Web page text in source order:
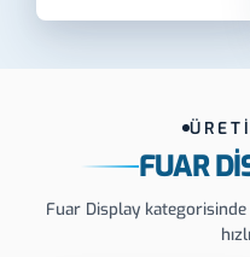
FUAR
Fuar Display